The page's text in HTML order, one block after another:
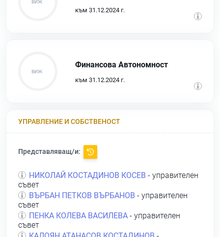
към 31.12.2024 г.
Финансова Автономност
към 31.12.2024 г.
УПРАВЛЕНИЕ И СОБСТВЕНОСТ
Представляващ/и:
НИКОЛАЙ КОСТАДИНОВ КОСЕВ - управителен
съвет
ВЪРБАН ПЕТКОВ ВЪРБАНОВ - управителен
съвет
ПЕНКА КОЛЕВА ВАСИЛЕВА - управителен
съвет